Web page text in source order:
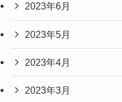
2023年6月
2023年5月
2023年4月
2023年3月